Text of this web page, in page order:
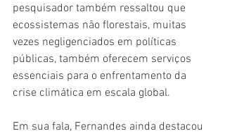
pesquisador também ressaltou que
ecossistemas não florestais, muitas
vezes negligenciados em políticas
públicas, também oferecem serviços
essenciais para o enfrentamento da
crise climática em escala global.
Em sua fala, Fernandes ainda destacou